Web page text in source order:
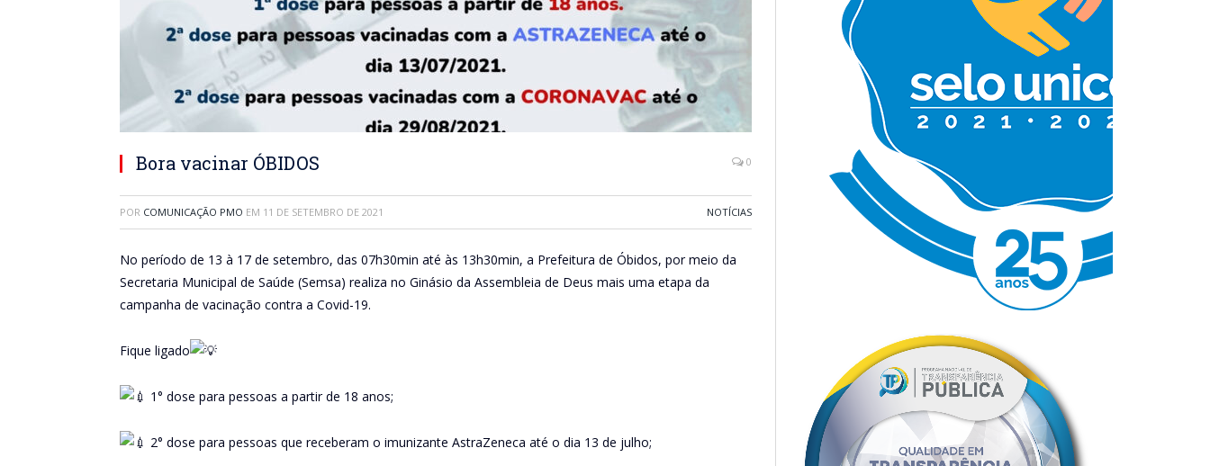
Bora vacinar ÓBIDOS 0
POR COMUNICAÇÃO PMO EM 11 DE SETEMBRO DE 2021 NOTÍCIAS
No período de 13 à 17 de setembro, das 07h30min até às 13h30min, a Prefeitura de Óbidos, por meio da
Secretaria Municipal de Saúde (Semsa) realiza no Ginásio da Assembleia de Deus mais uma etapa da
campanha de vacinação contra a Covid-19.
Fique ligado
1° dose para pessoas a partir de 18 anos;
2° dose para pessoas que receberam o imunizante AstraZeneca até o dia 13 de julho;